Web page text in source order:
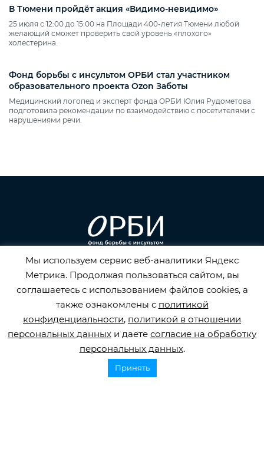
В Тюмени пройдёт акция «Видимо‑невидимо»
25 июля с 12:00 до 15:00 на Площади 400‑летия Тюмени любой
желающий сможет проверить свой уровень «плохого»
холестерина.
Фонд борьбы с инсультом ОРБИ стал участником
образовательного проекта Ozon Заботы
Медицинский логопед и эксперт фонда ОРБИ Юлия Рудометова
подготовила рекомендации по взаимодействию с посетителями с
нарушениями речи.
Горячая линия по инсульту
8 800 707 52 29
info@orbifond.ru
Подписаться
Мы используем сервис веб-аналитики Яндекс
Метрика. Продолжая пользоваться сайтом, вы
соглашаетесь с использованием файлов cookies, а
также ознакомлены с политикой
конфиденциальности, политикой в отношении
персональных данных и даете согласие на обработку
персональных данных.
Принять